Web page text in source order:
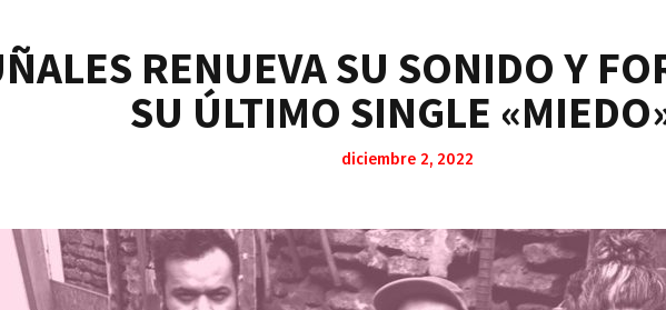
RENUEVA SU SONIDO Y
SU ÚLTIMO SINGLE
diciembre 2, 2022